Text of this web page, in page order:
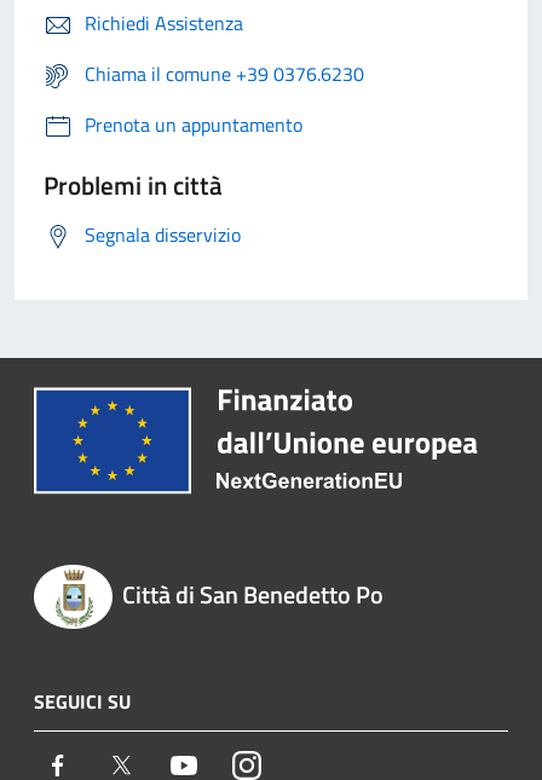
Richiedi Assistenza
Chiama il comune +39 0376.6230
Prenota un appuntamento
Problemi in città
Segnala disservizio
Città di San Benedetto Po
SEGUICI SU
Facebook Twitter YoutubeInstagram